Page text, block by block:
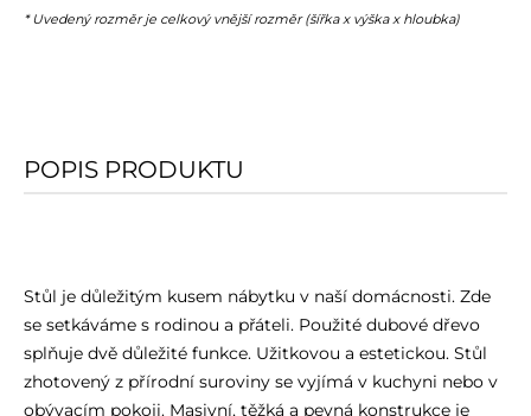
* Uvedený rozměr je celkový vnější rozměr (šířka x výška x hloubka)
POPIS PRODUKTU
Stůl je důležitým kusem nábytku v naší domácnosti. Zde
se setkáváme s rodinou a přáteli. Použité dubové dřevo
splňuje dvě důležité funkce. Užitkovou a estetickou. Stůl
zhotovený z přírodní suroviny se vyjímá v kuchyni nebo v
obývacím pokoji. Masivní, těžká a pevná konstrukce je